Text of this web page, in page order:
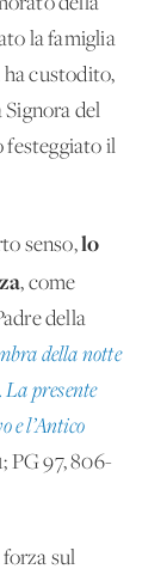
la famiglia
ha custodito,
del
festeggiato il
senso,lo
, come
della
della notte
presente
e l’Antico
PG 97, 806-
sul